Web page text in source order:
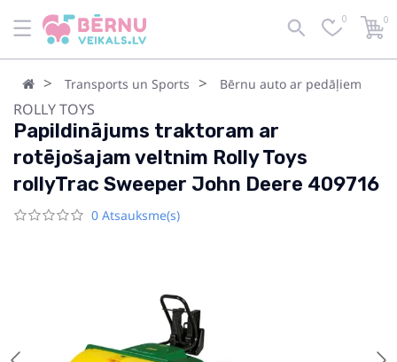
0 0
Transports un Sports Bērnu auto ar pedāļiem
ROLLY TOYS
Papildinājums traktoram ar
rotējošajam veltnim Rolly Toys
rollyTrac Sweeper John Deere 409716
0 Atsauksme(s)